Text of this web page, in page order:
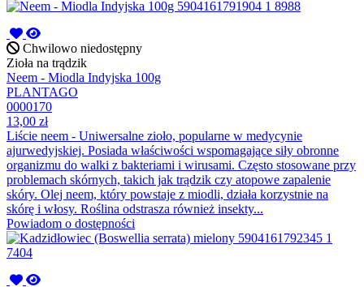
Chwilowo niedostępny
Zioła na trądzik
Neem - Miodla Indyjska 100g
PLANTAGO
0000170
13,00 zł
Liście neem - Uniwersalne zioło, popularne w medycynie
ajurwedyjskiej. Posiada właściwości wspomagające siły obronne
organizmu do walki z bakteriami i wirusami. Często stosowane przy
problemach skórnych, takich jak trądzik czy atopowe zapalenie
skóry. Olej neem, który powstaje z miodli, działa korzystnie na
skórę i włosy. Roślina odstrasza również insekty...
Powiadom o dostępności